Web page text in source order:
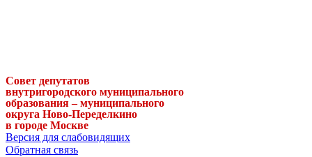
Совет депутатов
внутригородского муниципального
образования – муниципального
округа Ново-Переделкино
в городе Москве
Версия для слабовидящих
Обратная связь